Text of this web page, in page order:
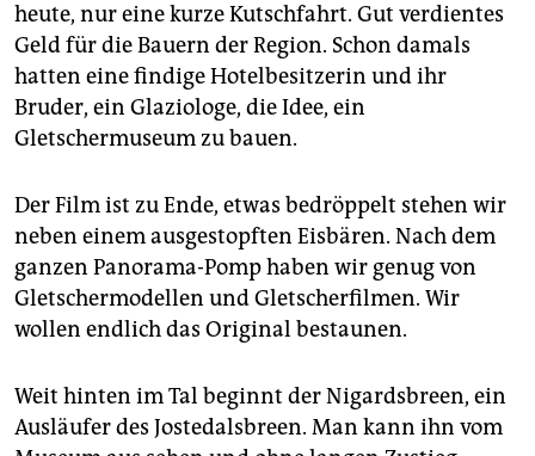
heute, nur eine kurze Kutschfahrt. Gut verdientes
Geld für die Bauern der Region. Schon damals
hatten eine findige Hotelbesitzerin und ihr
Bruder, ein Glaziologe, die Idee, ein
Gletschermuseum zu bauen.
Der Film ist zu Ende, etwas bedröppelt stehen wir
neben einem ausgestopften Eisbären. Nach dem
ganzen Panorama-Pomp haben wir genug von
Gletschermodellen und Gletscher­filmen. Wir
wollen endlich das Original bestaunen.
Weit hinten im Tal beginnt der Ni­gardsbreen, ein
Ausläufer des Jostedalsbreen. Man kann ihn vom